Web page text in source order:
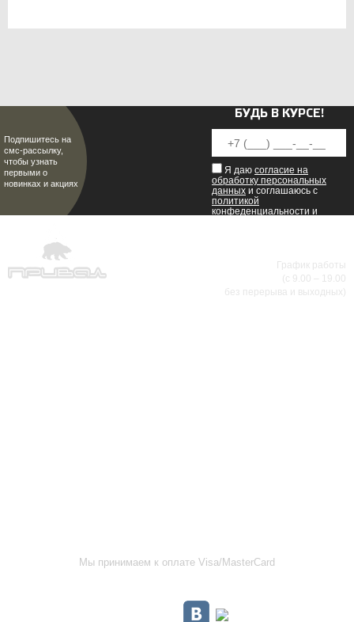
Подпишитесь на
смс-рассылку,
чтобы узнать
первыми о
новинках и акциях
БУДЬ В КУРСЕ!
Я даю согласие на
обработку персональных
данных и соглашаюсь с
политикой
конфеденциальности и
График работы
(с 9.00 – 19.00
без перерыва и выходных)
Мы принимаем к оплате Visa/MasterCard